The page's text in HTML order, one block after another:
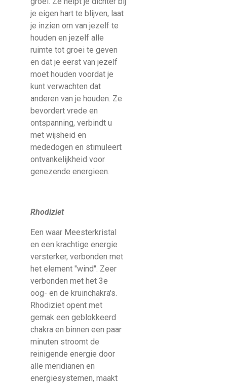
je eigen hart te blijven, laat
je inzien om van jezelf te
houden en jezelf alle
ruimte tot groei te geven
en dat je eerst van jezelf
moet houden voordat je
kunt verwachten dat
anderen van je houden. Ze
bevordert vrede en
ontspanning, verbindt u
met wijsheid en
mededogen en stimuleert
ontvankelijkheid voor
genezende energieen.
Rhodiziet
Een waar Meesterkristal
en een krachtige energie
versterker, verbonden met
het element "wind". Zeer
verbonden met het 3e
oog- en de kruinchakra's.
Rhodiziet opent met
gemak een geblokkeerd
chakra en binnen een paar
minuten stroomt de
reinigende energie door
alle meridianen en
energiesystemen, maakt